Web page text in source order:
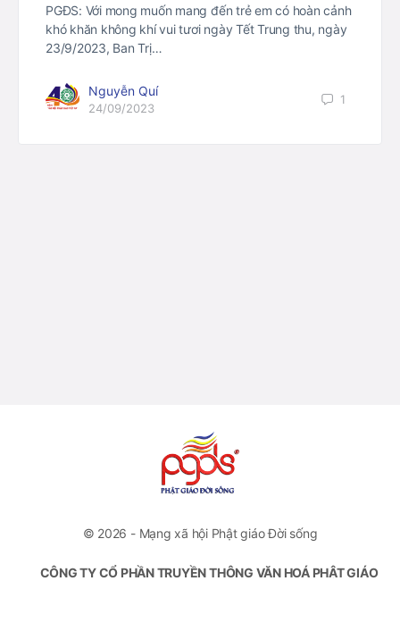
PGĐS: Với mong muốn mang đến trẻ em có hoàn cảnh
khó khăn không khí vui tươi ngày Tết Trung thu, ngày
23/9/2023, Ban Trị…
Nguyễn Quí
24/09/2023
1
© 2026 - Mạng xã hội Phật giáo Đời sống
CÔNG TY CỔ PHẦN TRUYỀN THÔNG VĂN HOÁ PHẬT GIÁO